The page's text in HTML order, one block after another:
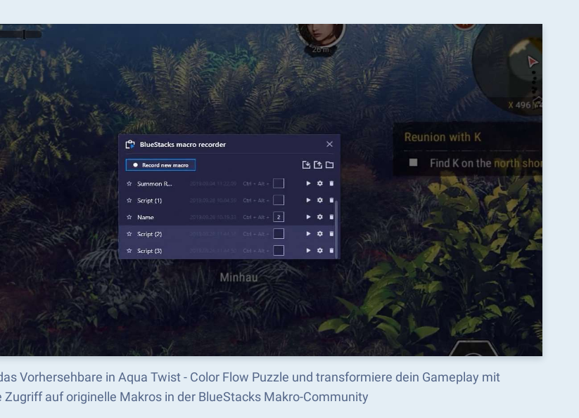
Vorhersehbare in Aqua Twist - Color Flow Puzzle und transformiere dein Gameplay mit
Zugriff auf originelle Makros in der BlueStacks Makro-Community